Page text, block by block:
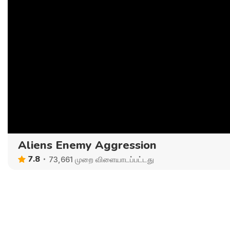
Aliens Enemy Aggression
7.8 73,661 முறை விளையாடப்பட்டது